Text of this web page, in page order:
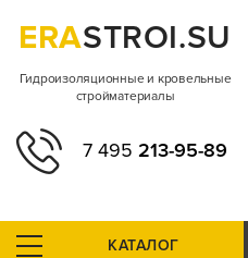
ERASTROI.SU
Гидроизоляционные и кровельные
стройматериалы
7 495 213-95-89
КАТАЛОГ